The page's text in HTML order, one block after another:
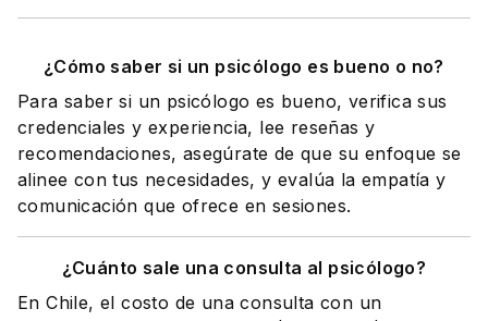
¿Cómo saber si un psicólogo es bueno o no?
Para saber si un psicólogo es bueno, verifica sus
credenciales y experiencia, lee reseñas y
recomendaciones, asegúrate de que su enfoque se
alinee con tus necesidades, y evalúa la empatía y
comunicación que ofrece en sesiones.
¿Cuánto sale una consulta al psicólogo?
En Chile, el costo de una consulta con un